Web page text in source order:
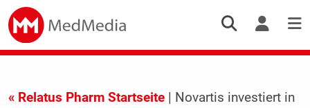
« Relatus Pharm Startseite| Novartis investiert in